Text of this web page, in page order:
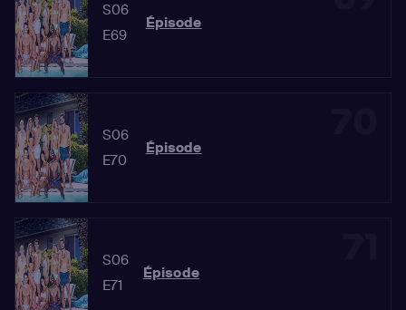
S06
E69
Épisode
S06
E70
Épisode
S06
E71
Épisode